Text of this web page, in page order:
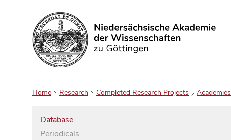
Search
Home Research Completed Research Projects
Database
Periodicals